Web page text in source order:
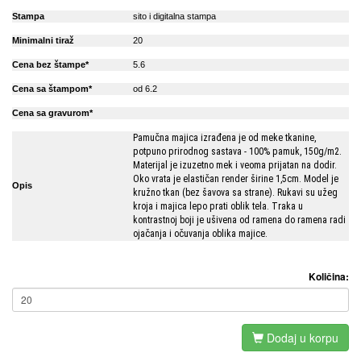
Stampa sito i digitalna stampa
Minimalni tiraž 20
Cena bez štampe* 5.6
Cena sa štampom* od 6.2
Cena sa gravurom*
Opis
Pamučna majica izrađena je od meke tkanine,
potpuno prirodnog sastava - 100% pamuk, 150g/m2.
Materijal je izuzetno mek i veoma prijatan na dodir.
Oko vrata je elastičan render širine 1,5cm. Model je
kružno tkan (bez šavova sa strane). Rukavi su užeg
kroja i majica lepo prati oblik tela. Traka u
kontrastnoj boji je ušivena od ramena do ramena radi
ojačanja i očuvanja oblika majice.
Količina:
Dodaj u korpu